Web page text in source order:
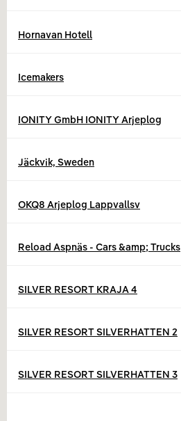
Hornavan Hotell
Icemakers
IONITY GmbH IONITY Arjeplog
Jäckvik, Sweden
OKQ8 Arjeplog Lappvallsv
Reload Aspnäs - Cars &amp; Trucks
SILVER RESORT KRAJA 4
SILVER RESORT SILVERHATTEN 2
SILVER RESORT SILVERHATTEN 3